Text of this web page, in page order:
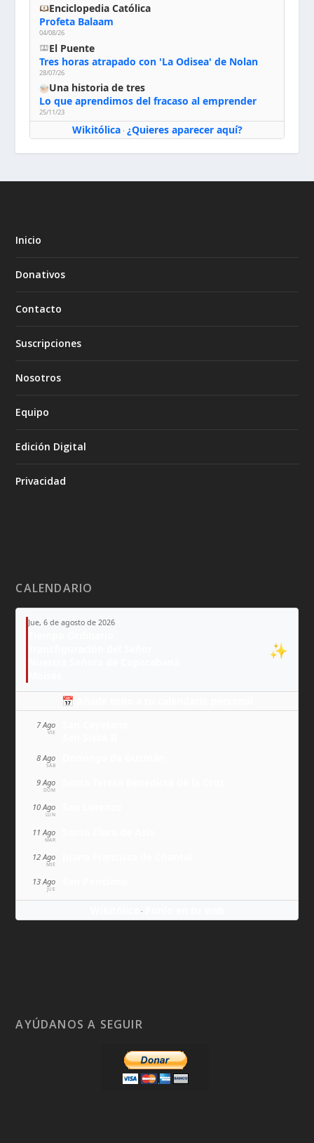
Enciclopedia Católica
Profeta Balaam
04/08/26
El Puente
Tres horas atrapado con 'La Odisea' de Nolan
28/07/26
Una historia de tres
Lo que aprendimos del fracaso al emprender
25/11/23
Wikitólica· ¿Quieres aparecer aquí?
Inicio
Donativos
Contacto
Suscripciones
Nosotros
Equipo
Edición Digital
Privacidad
CALENDARIO
Jue, 6 de agosto de 2026
✨
📅 Añade todo a tu calendario personal
7 Ago
VIE
8 Ago
SÁB
9 Ago
DOM
10 Ago
LUN
11 Ago
MAR
12 Ago
MIÉ
13 Ago
JUE
·
AYÚDANOS A SEGUIR